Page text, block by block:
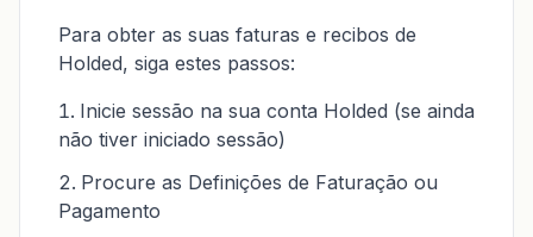
Para obter as suas faturas e recibos de
Holded, siga estes passos:
Inicie sessão na sua conta Holded (se ainda
não tiver iniciado sessão)
Procure as Definições de Faturação ou
Pagamento